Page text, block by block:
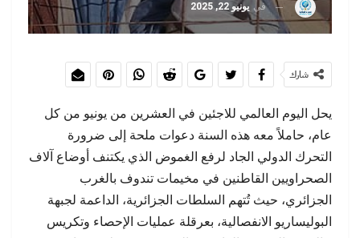
في يونيو 22, 2025
شارك
يحل اليوم العالمي للاجئين في العشرين من يونيو من كل
عام، حاملاً معه هذه السنة دعوات ملحة إلى ضرورة
التحرك الدولي الجاد لرفع الغموض الذي يكتنف أوضاع آلاف
الصحراويين القاطنين في مخيمات تندوف بالغرب
الجزائري، حيث تُتهم السلطات الجزائرية، الداعمة لجبهة
البوليساريو الانفصالية، بعرقلة عمليات الإحصاء وتكريس